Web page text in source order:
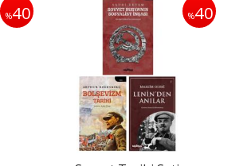
%40 %40